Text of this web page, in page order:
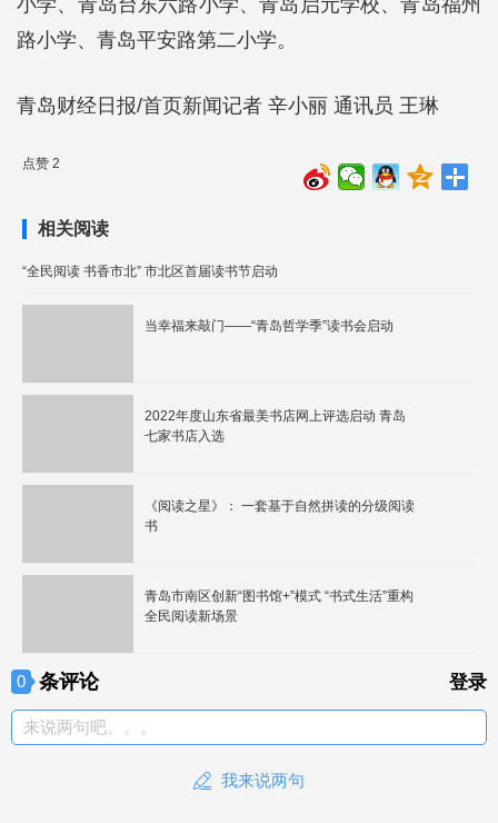
路小学、青岛平安路第二小学。
青岛财经日报/首页新闻记者 辛小丽 通讯员 王琳
点赞 2
相关阅读
“全民阅读 书香市北” 市北区首届读书节启动
当幸福来敲门——“青岛哲学季”读书会启动
2022年度山东省最美书店网上评选启动 青岛
七家书店入选
《阅读之星》： 一套基于自然拼读的分级阅读
书
青岛市南区创新“图书馆+”模式 “书式生活”重构
全民阅读新场景
0 条评论 登录
来说两句吧。。。
我来说两句